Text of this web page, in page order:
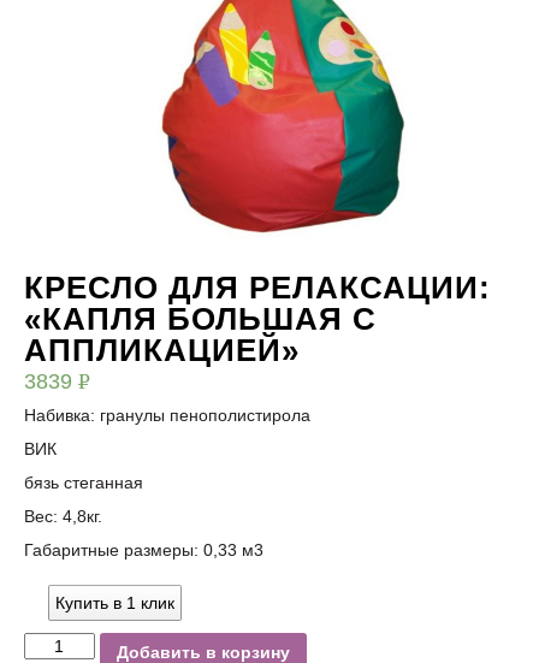
КРЕСЛО ДЛЯ РЕЛАКСАЦИИ:
«КАПЛЯ БОЛЬШАЯ С
АППЛИКАЦИЕЙ»
3839 Р
Набивка: гранулы пенополистирола
ВИК
бязь стеганная
Вес: 4,8кг.
Габаритные размеры: 0,33 м3
Купить в 1 клик
Добавить в корзину